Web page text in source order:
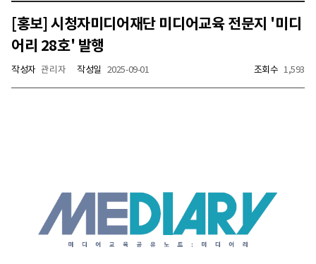
[홍보] 시청자미디어재단 미디어교육 전문지 '미디
어리 28호' 발행
작성자 관리자 작성일 2025-09-01 조회수 1,593